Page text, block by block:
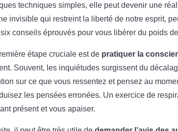
techniques simples, elle peut devenir une
invisible qui restreint la liberté de notre esprit,
conseils éprouvés pour vous libérer du poids
étape cruciale est de pratiquer la
Souvent, les inquiétudes surgissent du
sur ce que vous ressentez et pensez au
les pensées erronées. Un exercice de
présent et vous apaiser.